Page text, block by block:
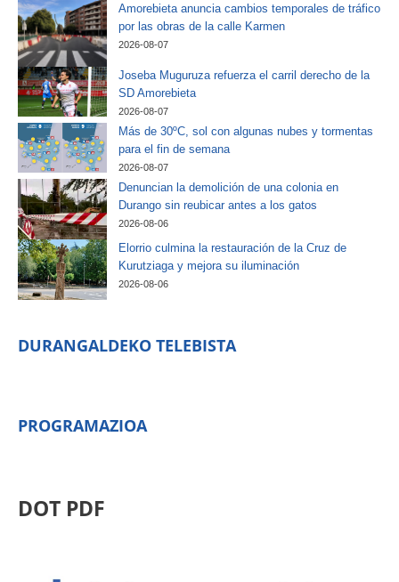
Amorebieta anuncia cambios temporales de tráfico
por las obras de la calle Karmen
2026-08-07
Joseba Muguruza refuerza el carril derecho de la
SD Amorebieta
2026-08-07
Más de 30ºC, sol con algunas nubes y tormentas
para el fin de semana
2026-08-07
Denuncian la demolición de una colonia en
Durango sin reubicar antes a los gatos
2026-08-06
Elorrio culmina la restauración de la Cruz de
Kurutziaga y mejora su iluminación
2026-08-06
DURANGALDEKO TELEBISTA
PROGRAMAZIOA
DOT PDF